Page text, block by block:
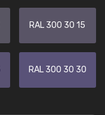
RAL 300 30 15
RAL 300 30 30